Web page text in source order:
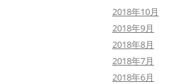
2018年10月
2018年9月
2018年8月
2018年7月
2018年6月